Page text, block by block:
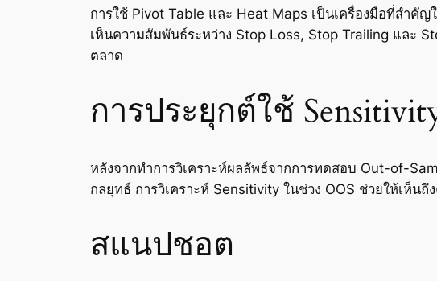
การใช้ Pivot Table และ Heat Maps เป็นเครื่องมือที่สำคั
เห็นความสัมพันธ์ระหว่าง Stop Loss, Stop Trailing และ
ตลาด
การประยุกต์ใช้
หลังจากทำการวิเคราะห์ผลลัพธ์จากการทดสอบ Out-of-
กลยุทธ์ การวิเคราะห์ Sensitivity ในช่วง OOS ช่วยให้เห็น
สแนปชอต